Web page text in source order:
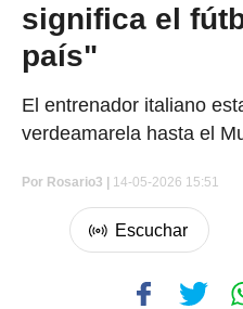
significa el
país"
El entrenador italiano
verdeamarela hasta el
Por Rosario3 | 14-05-2026 15:51